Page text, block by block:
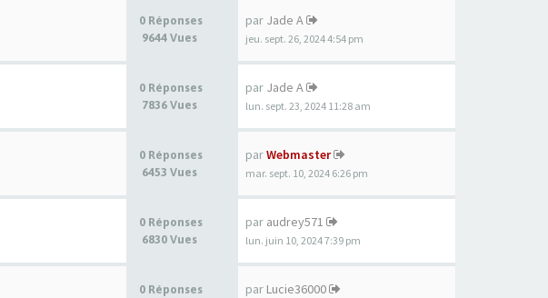
0 Réponses
9644 Vues
par Jade A
jeu. sept. 26, 2024 4:54 pm
0 Réponses
7836 Vues
par Jade A
lun. sept. 23, 2024 11:28 am
0 Réponses
6453 Vues
parWebmaster
mar. sept. 10, 2024 6:26 pm
0 Réponses
6830 Vues
par audrey571
lun. juin 10, 2024 7:39 pm
0 Réponses
par Lucie36000